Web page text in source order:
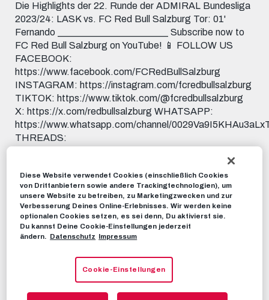
Die Highlights der 22. Runde der ADMIRAL Bundesliga
2023/24: LASK vs. FC Red Bull Salzburg Tor: 01'
Fernando _______________________ Subscribe now to
FC Red Bull Salzburg on YouTube! 📱 FOLLOW US
FACEBOOK:
https://www.facebook.com/FCRedBullSalzburg
INSTAGRAM: https://instagram.com/fcredbullsalzburg
TIKTOK: https://www.tiktok.com/@fcredbullsalzburg
X: https://x.com/redbullsalzburg WHATSAPP:
https://www.whatsapp.com/channel/
THREADS:
YOUR TICKET: https://www.redbullsalzburg.at/tickets
🎒 FANSHOP: https://www.redbullshop.com/de-int/rb-
salzburg/
RBS-TV 11. MÄRZ 2024
Dieses Video teilen:
Tweet
Diese Website verwendet Cookies (einschließlich Cookies
von Drittanbietern sowie andere Trackingtechnologien), um
unsere Website zu betreiben, zu Marketingzwecken und zur
Verbesserung Deines Online-Erlebnisses. Wir werden keine
optionalen Cookies setzen, es sei denn, Du aktivierst sie.
Du kannst Deine Cookie-Einstellungen jederzeit
ändern. Datenschutz Impressum
Cookie-Einstellungen